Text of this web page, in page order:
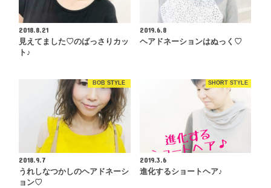
2018.8.21
見えてました♡のばっさりカッ
ト♪
2019.6.8
ヘアドネーションはぬっく♡
BOB STYLE
2018.9.7
うれしなつかしのヘアドネーシ
ョン♡
SHORT STYLE
2019.3.6
進化するショートヘア♪